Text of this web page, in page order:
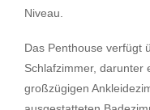
Niveau.
Das Penthouse verfügt
Schlafzimmer, darunter
großzügigen